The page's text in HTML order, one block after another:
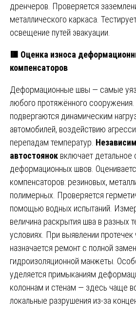
дренчеров. Проверяется
металлического каркаса.
освещение путей эвакуации.
🟥 Оценка износа
компенсаторов
Деформационные швы — самые
любого протяжённого сооружения.
подвергаются динамическим
автомобилей, воздействию
перепадам температур.
автостоянок включает детальное
деформационных швов.
компенсаторов: резиновых,
полимерных. Проверяется
помощью водных испытаний.
величина раскрытия шва в разных
условиях. При выявлении
назначается ремонт с полной
гидроизоляционной манжеты.
уделяется примыканиям
колоннам и стенам — здесь чаще
локальные разрушения из-за